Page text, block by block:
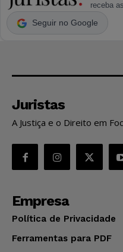
receba
Seguir no Google
Juristas
A Justiça e o Direito em
Empresa
Política de Privacidade
Ferramentas para PDF